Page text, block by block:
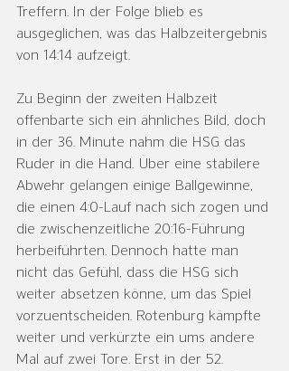
Treffern. In der Folge blieb es
ausgeglichen, was das Halbzeitergebnis
von 14:14 aufzeigt.
Zu Beginn der zweiten Halbzeit
offenbarte sich ein ähnliches Bild, doch
in der 36. Minute nahm die HSG das
Ruder in die Hand. Über eine stabilere
Abwehr gelangen einige Ballgewinne,
die einen 4:0-Lauf nach sich zogen und
die zwischenzeitliche 20:16-Führung
herbeiführten. Dennoch hatte man
nicht das Gefühl, dass die HSG sich
weiter absetzen könne, um das Spiel
vorzuentscheiden. Rotenburg kämpfte
weiter und verkürzte ein ums andere
Mal auf zwei Tore. Erst in der 52.